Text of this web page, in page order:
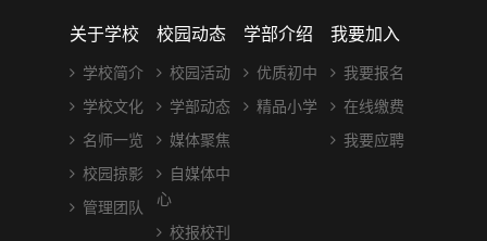
关于学校
学校简介
学校文化
名师一览
校园掠影
管理团队
校园动态
校园活动
学部动态
媒体聚焦
自媒体中
心
校报校刊
学部介绍
优质初中
精品小学
我要加入
我要报名
在线缴费
我要应聘